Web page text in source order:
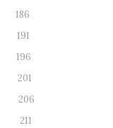
186
191
196
201
206
211